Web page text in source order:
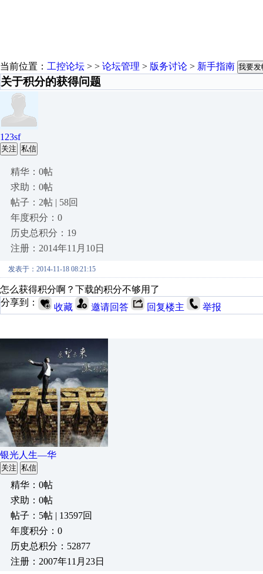
当前位置： 工控论坛 > > 论坛管理 > 版务讨论 > 新手指南 我要发
关于积分的获得问题
123sf
关注 私信
精华：0帖
求助：0帖
帖子：2帖 | 58回
年度积分：0
历史总积分：19
注册：2014年11月10日
发表于：2014-11-18 08:21:15
怎么获得积分啊？下载的积分不够用了
分享到：
收藏 邀请回答 回复楼主 举报
银光人生—华
关注 私信
精华：0帖
求助：0帖
帖子：5帖 | 13597回
年度积分：0
历史总积分：52877
注册：2007年11月23日